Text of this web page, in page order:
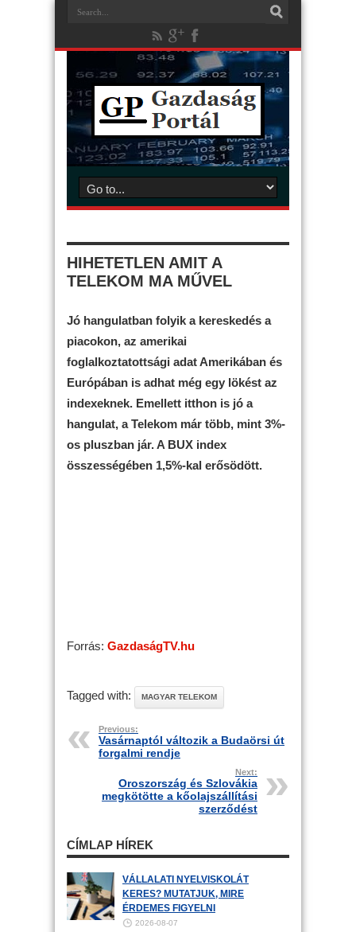
HIHETETLEN AMIT A
TELEKOM MA MŰVEL
Jó hangulatban folyik a kereskedés a
piacokon, az amerikai
foglalkoztatottsági adat Amerikában és
Európában is adhat még egy lökést az
indexeknek. Emellett itthon is jó a
hangulat, a Telekom már több, mint 3%-
os pluszban jár. A BUX index
összességében 1,5%-kal erősödött.
Forrás: GazdaságTV.hu
Tagged with: MAGYAR TELEKOM
Previous:
Vasárnaptól változik a Budaörsi út
forgalmi rendje
Next:
Oroszország és Szlovákia
megkötötte a kőolajszállítási
szerződést
CÍMLAP HÍREK
VÁLLALATI NYELVISKOLÁT
KERES? MUTATJUK, MIRE
ÉRDEMES FIGYELNI
2026-08-07